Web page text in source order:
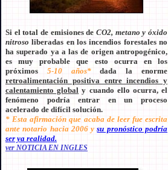
Si el total de emisiones de CO2, metano y óxido
nitrosoliberadas en los incendios forestales no
ha superado ya a las de origen antropogénico,
es muy probable que esto ocurra en los
próximos 5-10 años*dada la enorme
retroalimentación positiva entre incendios y
calentamiento global y cuando ello ocurra, el
fenómeno podría entrar en un proceso
acelerado de difícil solución.
* Esta afirmación que acaba de leer fue escrita
ante notario hacia 2006 ysu pronóstico podría
ser ya realidad.
ver NOTICIA EN INGLES